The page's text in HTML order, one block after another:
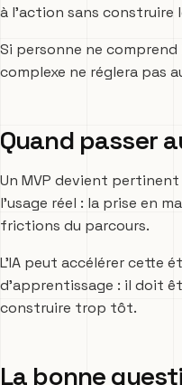
à l’action sans
Si personne ne comprend
complexe ne réglera pas
Quand passer
Un MVP devient
l’usage réel : la prise en
frictions du parcours.
L’IA peut accélérer cette
d’apprentissage : il doit
construire trop tôt.
La bonne